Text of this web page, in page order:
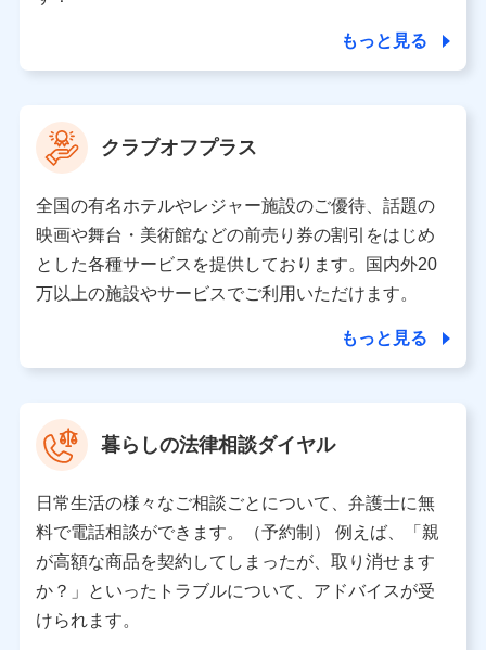
上記に係る案内・手続き・管理等付帯業務を行うため
【当該個人データの管理について責任を有する者の名称・住
所・代表者名】
当該個人データを取り扱う各共同利用者（詳細は次のとお
り）
東京都千代田区永田町2丁目11番1号 山王パークタワー
株式会社NTTドコモ 代表取締役社長 前田 義晃
東京都中央区日本橋人形町2-14-10 アーバンネット日本橋
ビル 3F
※ 当社および株式会社NTTドコモは、お客さまの情報を利
データ憲章」に定める行動原則を順守します 。
※ パーソナルデータダッシュボードの「第三者提供の管
理」の設定状態にかかわらず、共同利用する場合がありま
※ dポイントクラブ会員ではないお客さま（2019年12月11
日以降、一度もdポイントクラブ会員であったことがないお
もっと見る
クラブオフプラス
全国の有名ホテルやレジャー施設のご優待、話題の
映画や舞台・美術館などの前売り券の割引をはじめ
とした各種サービスを提供しております。国内外20
万以上の施設やサービスでご利用いただけます。
もっと見る
暮らしの法律相談ダイヤル
日常生活の様々なご相談ごとについて、弁護士に無
料で電話相談ができます。（予約制） 例えば、「親
が高額な商品を契約してしまったが、取り消せます
か？」といったトラブルについて、アドバイスが受
けられます。